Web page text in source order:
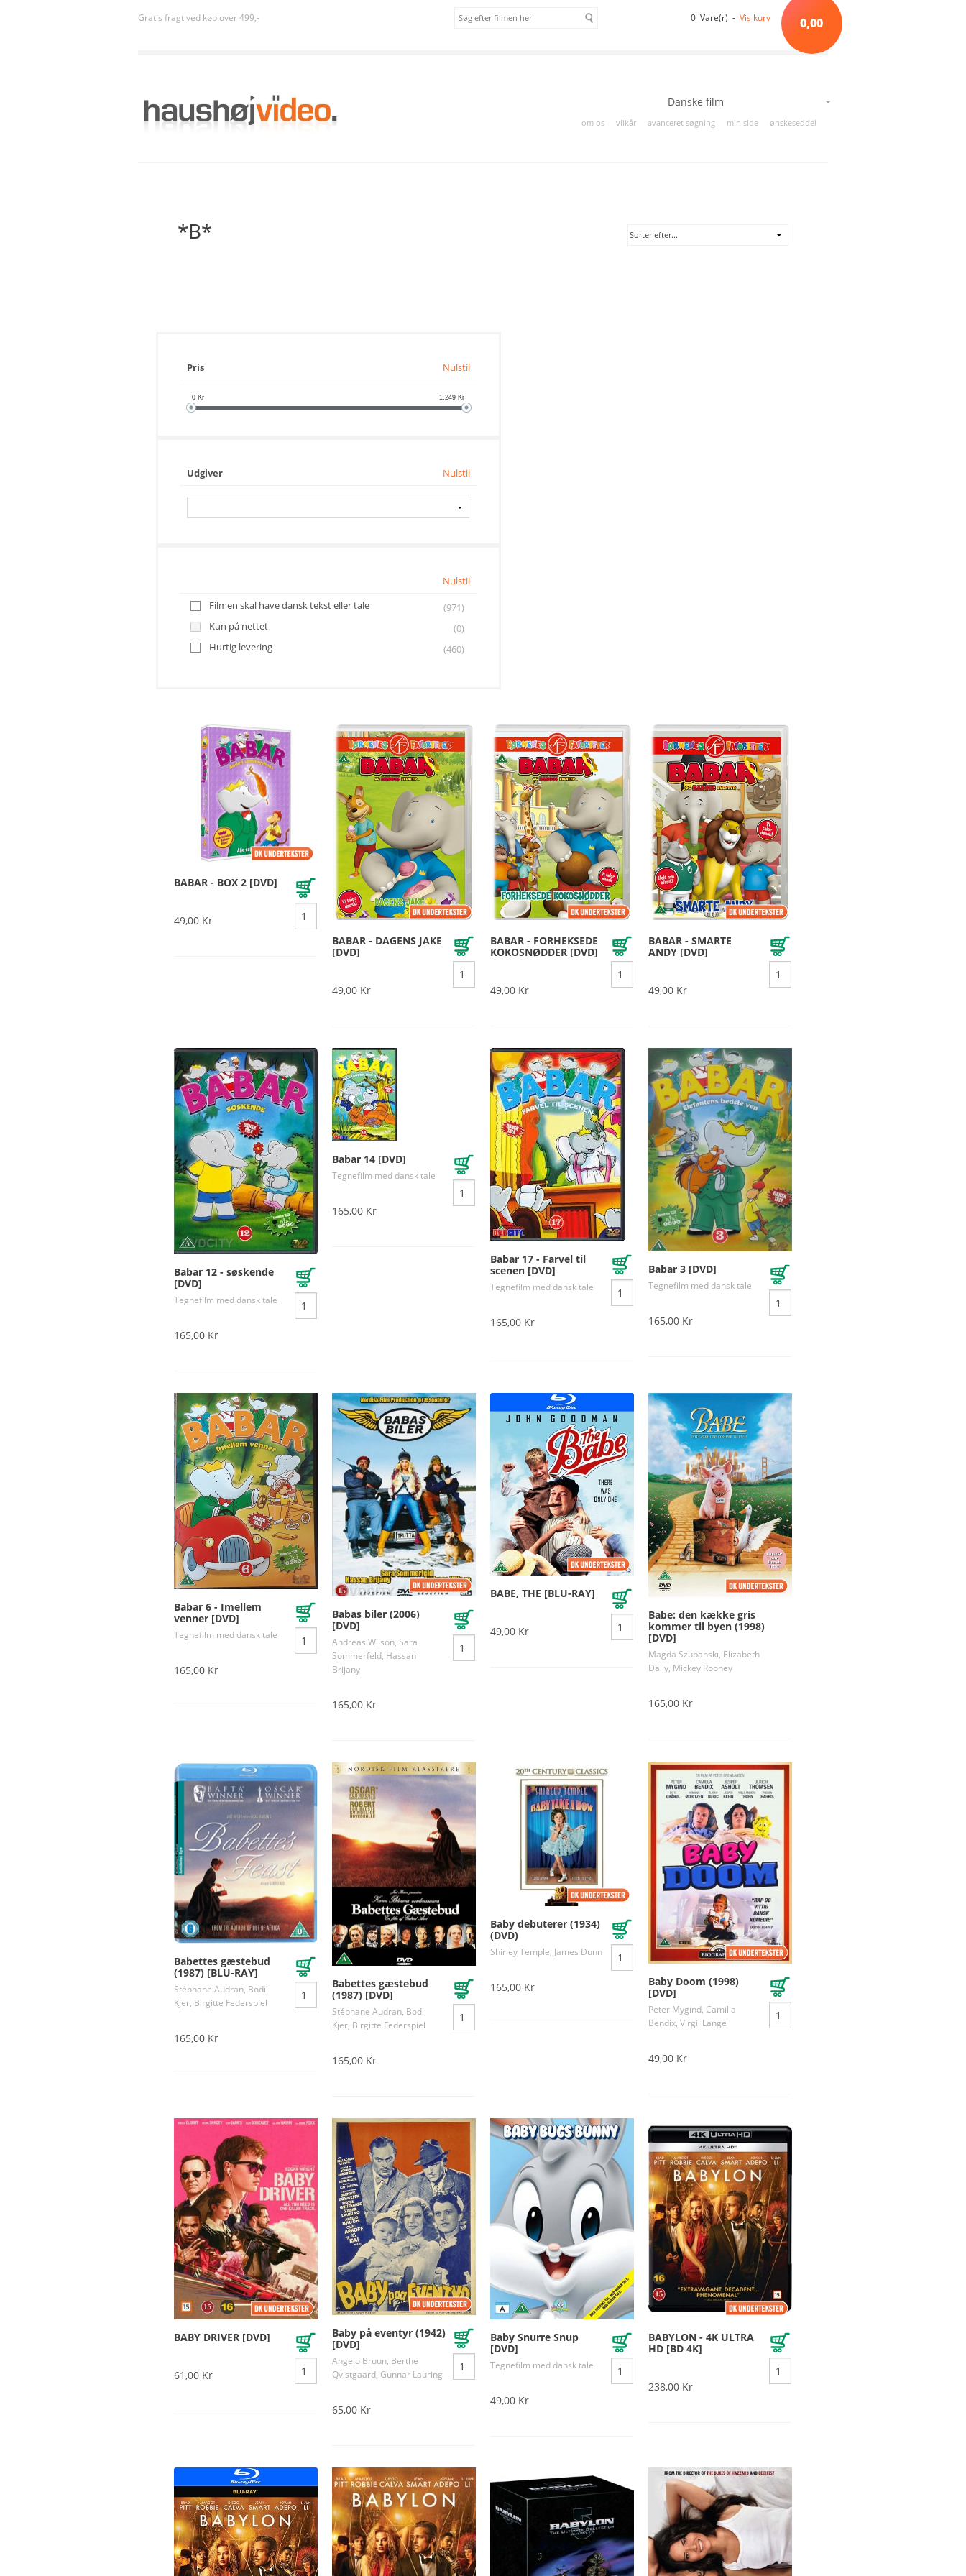
Gratis fragt ved køb over 499,- 0 Vare(r) - Vis kurv 0,00
Danske film
*A*
*Å*
om os vilkår avanceret søgning min side ønskeseddel
*B*
Pris Nulstil
0 Kr 1,249 Kr
Udgiver Nulstil
Nulstil
Filmen skal have dansk tekst eller tale
(971)
Kun på nettet
(0)
Hurtig levering
(460)
BABAR - BOX 2 [DVD]
49,00 Kr
BABAR - DAGENS JAKE
[DVD]
49,00 Kr
BABAR - FORHEKSEDE
KOKOSNØDDER [DVD]
49,00 Kr
BABAR - SMARTE
ANDY [DVD]
49,00 Kr
Babar 12 - søskende
[DVD]
Tegnefilm med dansk tale
165,00 Kr
Babar 14 [DVD]
Tegnefilm med dansk tale
165,00 Kr
Babar 17 - Farvel til
scenen [DVD]
Tegnefilm med dansk tale
165,00 Kr
Babar 3 [DVD]
Tegnefilm med dansk tale
165,00 Kr
Babar 6 - Imellem
venner [DVD]
Tegnefilm med dansk tale
165,00 Kr
Babas biler (2006)
[DVD]
Andreas Wilson, Sara
Sommerfeld, Hassan
Brijany
165,00 Kr
BABE, THE [BLU-RAY]
49,00 Kr
Babe: den kække gris
kommer til byen (1998)
[DVD]
Magda Szubanski, Elizabeth
Daily, Mickey Rooney
165,00 Kr
Babettes gæstebud
(1987) [BLU-RAY]
Stéphane Audran, Bodil
Kjer, Birgitte Federspiel
165,00 Kr
Babettes gæstebud
(1987) [DVD]
Stéphane Audran, Bodil
Kjer, Birgitte Federspiel
165,00 Kr
Baby debuterer (1934)
(DVD)
Shirley Temple, James Dunn
165,00 Kr
Baby Doom (1998)
[DVD]
Peter Mygind, Camilla
Bendix, Virgil Lange
49,00 Kr
BABY DRIVER [DVD]
61,00 Kr
Baby på eventyr (1942)
[DVD]
Angelo Bruun, Berthe
Qvistgaard, Gunnar Lauring
65,00 Kr
Baby Snurre Snup
[DVD]
Tegnefilm med dansk tale
49,00 Kr
BABYLON - 4K ULTRA
HD [BD 4K]
238,00 Kr